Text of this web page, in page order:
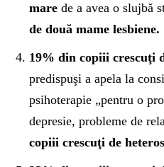
mare de a avea o slujbă
de două mame lesbiene.
19% din copiii crescuţi
predispuşi a apela la
psihoterapie „pentru o
depresie, probleme de
copiii crescuţi de